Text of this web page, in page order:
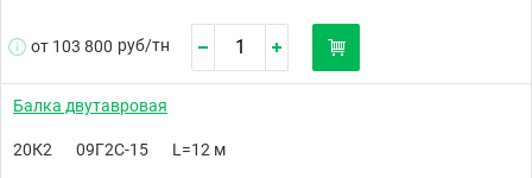
от 103 800 руб/тн
Балка двутавровая
20К2 09Г2С-15 L=12 м